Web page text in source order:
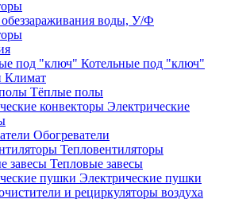
воды, У/Ф
Котельные под "ключ"
Климат
Тёплые полы
Электрические
Обогреватели
Тепловентиляторы
Тепловые завесы
Электрические пушки